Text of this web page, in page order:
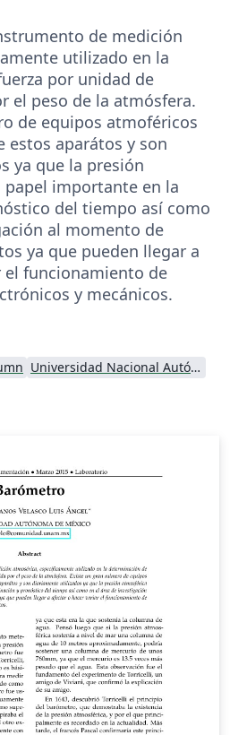
de medición
utilizado en la
por unidad de
el peso de la atmósfera.
de equipos atmoféricos
aparátos y son
ya que la presión
importante en la
del tiempo así como
al momento de
ya que pueden llegar a
el funcionamiento de
y mecánicos.
Universidad Nacional Autónoma de México